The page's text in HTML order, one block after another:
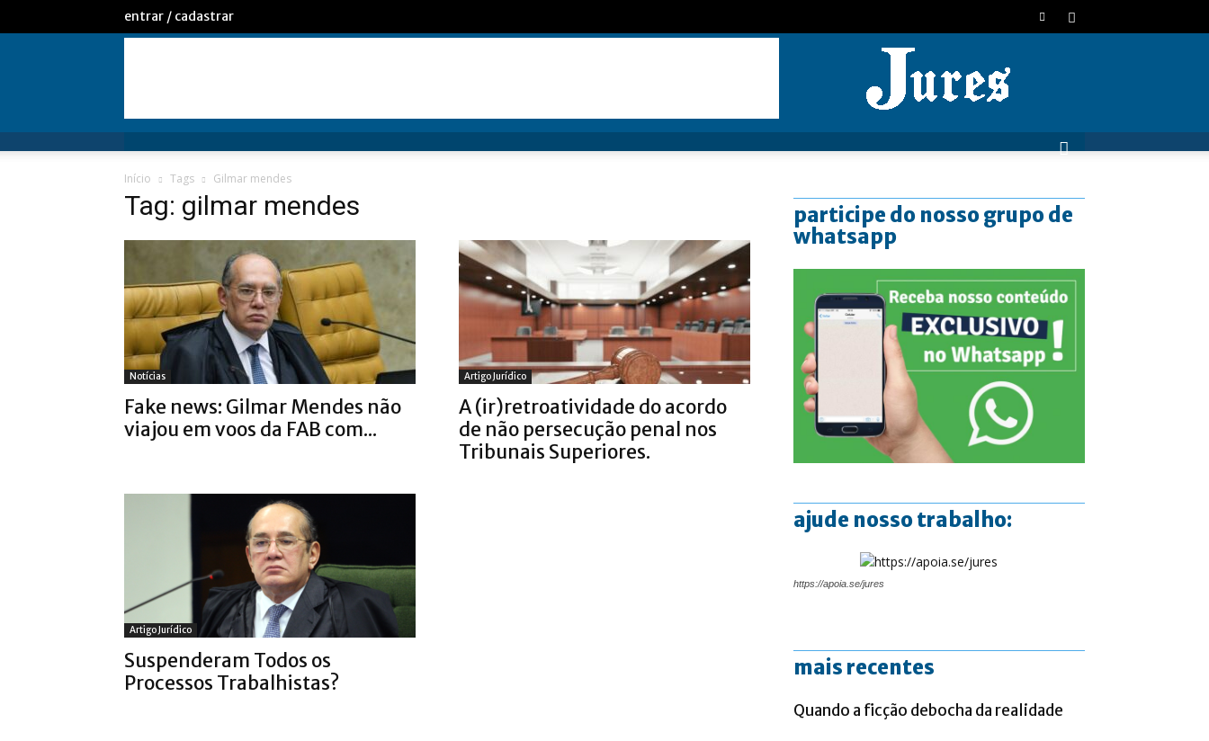
entrar / cadastrar
Início Tags Gilmar mendes
Tag: gilmar mendes
Notícias
Fake news: Gilmar Mendes não
viajou em voos da FAB com...
Artigo Jurídico
A (ir)retroatividade do acordo
de não persecução penal nos
Tribunais Superiores.
Artigo Jurídico
Suspenderam Todos os
Processos Trabalhistas?
participe do nosso grupo de
whatsapp
ajude nosso trabalho:
https://apoia.se/jures
mais recentes
Quando a ficção debocha da realidade